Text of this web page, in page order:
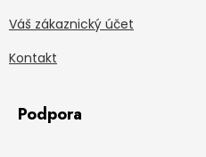
Váš zákaznický účet
Kontakt
Podpora